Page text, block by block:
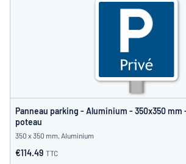
Panneau parking - Aluminium - 350x350 mm
poteau
350 x 350 mm, Aluminium
€114.49 TTC